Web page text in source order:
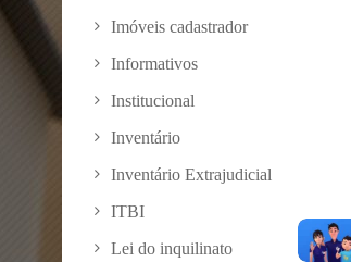
Imóveis cadastrador
Informativos
Institucional
Inventário
Inventário Extrajudicial
ITBI
Lei do inquilinato